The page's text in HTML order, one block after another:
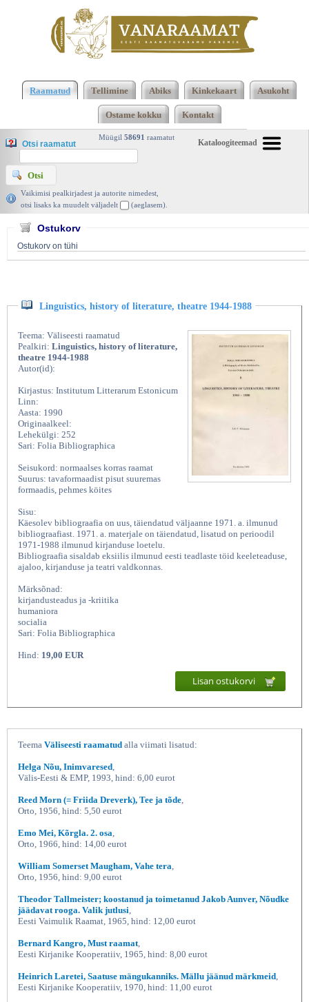
Linguistics, history of literature,
history of literature, theatre 1944-1988, Institutum
Litterarum Estonicum 1990 | vanaraamat. ee
Raamatud Tellimine Abiks Kinkekaart Asukoht
Ostame kokku Kontakt
Kataloogiteemad
Müügil 58691 raamatut
Otsi raamatut
Vaikimisi pealkirjadest ja autorite nimedest,
otsi lisaks ka muudelt väljadelt
(aeglasem).
Ostukorv
Ostukorv on tühi
Linguistics, history of literature, theatre 1944-1988
Teema: Väliseesti raamatud
Pealkiri: Linguistics, history of literature,
theatre 1944-1988
Autor(id):
Kirjastus: Institutum Litterarum Estonicum
Linn:
Aasta: 1990
Originaalkeel:
Lehekülgi: 252
Sari: Folia Bibliographica
Seisukord: normaalses korras raamat
Suurus: tavaformaadist pisut suuremas
formaadis, pehmes köites
Sisu:
Käesolev bibliograafia on uus, täiendatud väljaanne 1971. a. ilmunud
bibliograafiast. 1971. a. materjale on täiendatud, lisatud on perioodil
1971-1988 ilmunud kirjanduse loetelu.
Bibliograafia sisaldab eksiilis ilmunud eesti teadlaste töid keeleteaduse,
ajaloo, kirjanduse ja teatri valdkonnas.
Märksõnad:
kirjandusteadus ja -kriitika
humaniora
socialia
Sari: Folia Bibliographica
Hind: 19,00 EUR
Lisan ostukorvi
Teema Väliseesti raamatud alla viimati lisatud:
Helga Nõu, Inimvaresed
Välis-Eesti & EMP, 1993, hind: 6,00 eurot
Reed Morn (= Friida Dreverk), Tee ja tõde
Orto, 1956, hind: 5,50 eurot
Emo Mei, Kõrgla. 2. osa
Orto, 1966, hind: 14,00 eurot
William Somerset Maugham, Vahe tera
Orto, 1956, hind: 9,00 eurot
Theodor Tallmeister; koostanud ja toimetanud Jakob Aunver, Nõudke
jäädavat rooga. Valik jutlusi
Eesti Vaimulik Raamat, 1965, hind: 12,00 eurot
Bernard Kangro, Must raamat
Eesti Kirjanike Kooperatiiv, 1965, hind: 8,00 eurot
Heinrich Laretei, Saatuse mängukanniks. Mällu jäänud märkmeid
Eesti Kirjanike Kooperatiiv, 1970, hind: 11,00 eurot